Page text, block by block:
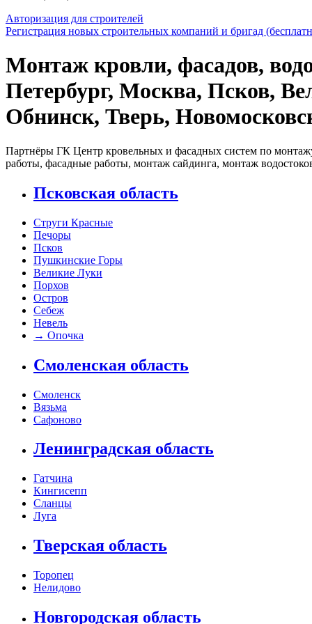
Авторизация для строителей
Регистрация новых строительных компаний и бригад
Монтаж кровли, фасадов,
Петербург, Москва, Псков,
Обнинск, Тверь,
Партнёры ГК Центр кровельных и фасадных систем по
работы, фасадные работы, монтаж сайдинга, монтаж
Псковская область
Струги Красные
Печоры
Псков
Пушкинские Горы
Великие Луки
Порхов
Остров
Себеж
Невель
→ Опочка
Смоленская область
Смоленск
Вязьма
Сафоново
Ленинградская область
Гатчина
Кингисепп
Сланцы
Луга
Тверская область
Торопец
Нелидово
Новгородская область